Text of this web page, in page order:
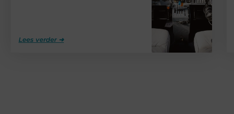
Lees verder ➜